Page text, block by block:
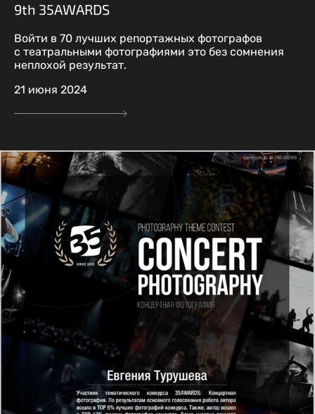
9th 35AWARDS
Войти в 70 лучших репортажных фотографов
с театральными фотографиями это без сомнения
неплохой результат.
21 июня 2024